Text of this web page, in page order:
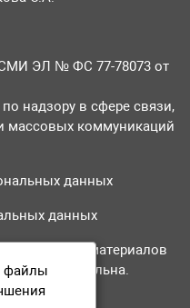
СМИ ЭЛ № ФС 77-78073 от
надзору в сфере связи,
массовых коммуникаций
данных
данных
материалов
обязательна.
файлы